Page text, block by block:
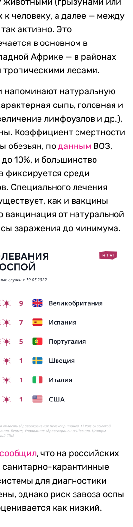
к человеку, а далее — между
активно. Это
в основном в
Африке — в районах
лесами.
напоминают натуральную
сыпь, головная и
лимфоузлов и др.),
Коэффициент смертности
обезьян, поданным ВОЗ,
до 10%, и большинство
фиксируется среди
Специального лечения
как и вакцины
вакцинация от натуральной
заражения до минимума.
сообщил, что на российских
санитарно-карантинные
для диагностики
однако риск завоза оспы
как низкий.